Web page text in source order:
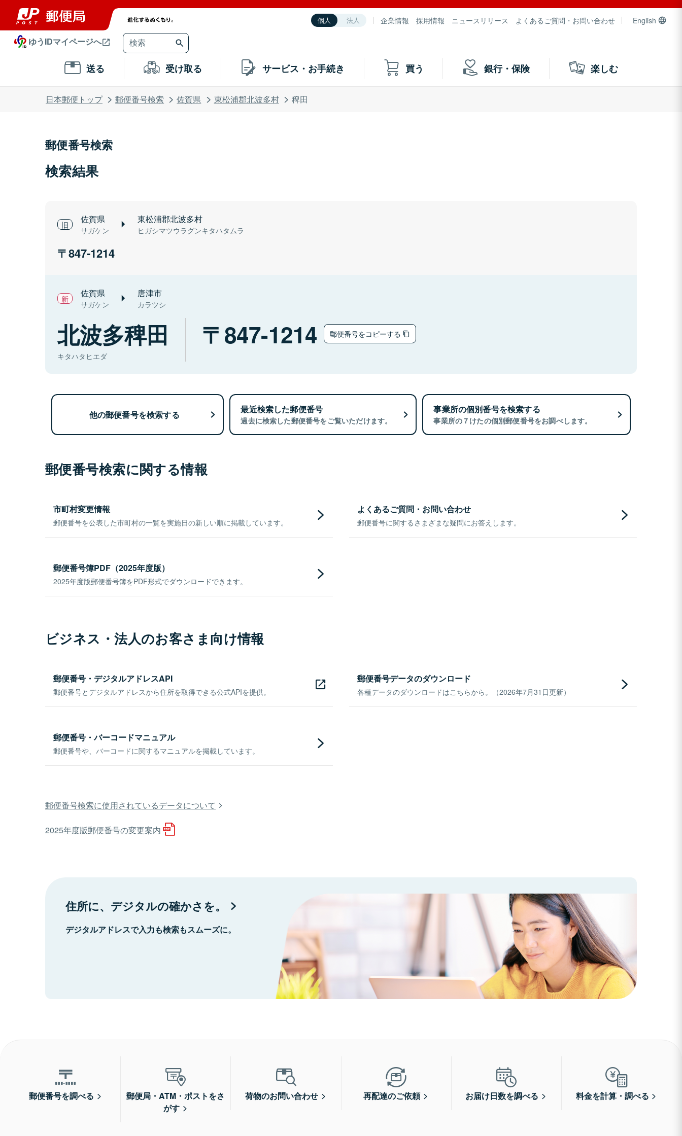
個人 法人 企業情報 採用情報 ニュースリリース よくあるご質問・お問い合わせ English
ゆうIDマイページへ
送る 受け取る サービス・お手続き 買う 銀行・保険 楽しむ
日本郵便トップ 郵便番号検索 佐賀県 東松浦郡北波多村 稗田
郵便番号検索
検索結果
佐賀県
サガケン
東松浦郡北波多村
ヒガシマツウラグンキタハタムラ
847-1214
佐賀県
サガケン
唐津市
カラツシ
北波多稗田
キタハタヒエダ
847-1214 郵便番号をコピーする
他の郵便番号を検索する 最近検索した郵便番号
過去に検索した郵便番号をご覧いただけます。
事業所の個別番号を検索する
事業所の７けたの個別郵便番号をお調べします。
郵便番号検索に関する情報
市町村変更情報
郵便番号を公表した市町村の一覧を実施日の新しい順に掲載しています。
よくあるご質問・お問い合わせ
郵便番号に関するさまざまな疑問にお答えします。
郵便番号簿PDF（2025年度版）
2025年度版郵便番号簿をPDF形式でダウンロードできます。
ビジネス・法人のお客さま向け情報
郵便番号・デジタルアドレスAPI
郵便番号とデジタルアドレスから住所を取得できる公式APIを提供。
郵便番号データのダウンロード
各種データのダウンロードはこちらから。（2026年7月31日更新）
郵便番号・バーコードマニュアル
郵便番号や、バーコードに関するマニュアルを掲載しています。
郵便番号検索に使用されているデータについて
2025年度版郵便番号の変更案内
住所に、デジタルの確かさを。
デジタルアドレスで入力も検索もスムーズに。
郵便番号を調べる
郵便局・ATM・ポストをさ
がす
荷物のお問い合わせ 再配達のご依頼 お届け日数を調べる 料金を計算・調べる